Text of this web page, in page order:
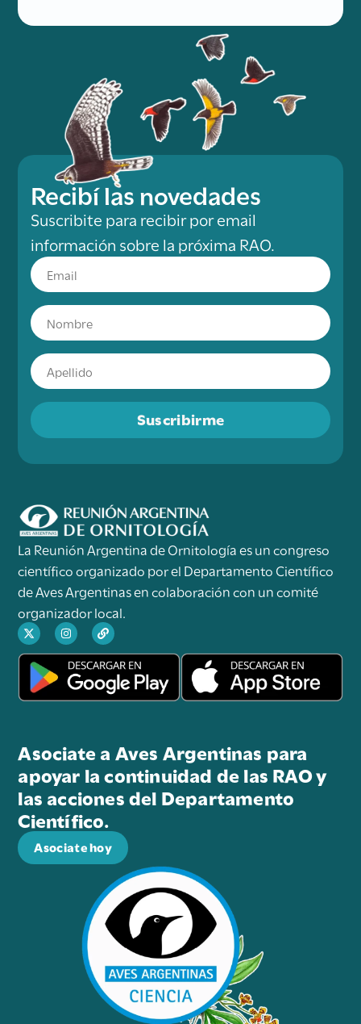
Recibí las novedades
Suscribite para recibir por email
información sobre la próxima RAO.
Suscribirme
La Reunión Argentina de Ornitología es un congreso
científico organizado por el Departamento Científico
de Aves Argentinas en colaboración con un comité
organizador local.
Asociate a Aves Argentinas para
apoyar la continuidad de las RAO y
las acciones del Departamento
Científico.
Asociate hoy